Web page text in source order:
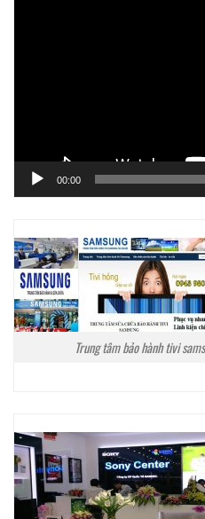
00:00
Trung tâm bảo hành tivi